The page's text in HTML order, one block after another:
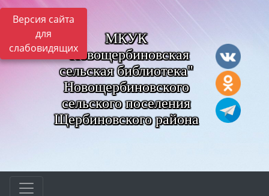
Версия сайта
для
слабовидящих
МКУК
"Новощербиновская
сельская библиотека"
Новощербиновского
сельского поселения
Щербиновского района